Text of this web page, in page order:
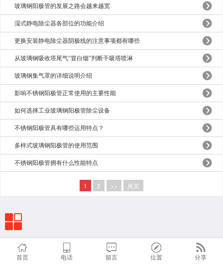
玻璃钢阳极管的发展之路会越来越宽
湿式静电除尘器各部位的功能介绍
更换安装静电除尘器阴极线的注意事项都有哪些
从玻璃钢吸收塔尾气“冒白烟”判断干吸塔喷淋
玻璃钢集气罩的详细说明介绍
影响不锈钢阳极管正常使用的主要性能
如何选择工业玻璃钢阳极管除尘设备
不锈钢阳极管具有哪些运用特点？
多样式玻璃钢阳极管的使用范围
不锈钢阳极管拥有什么性能特点
1 2 >> 尾页
首页 电话 留言 位置 分享